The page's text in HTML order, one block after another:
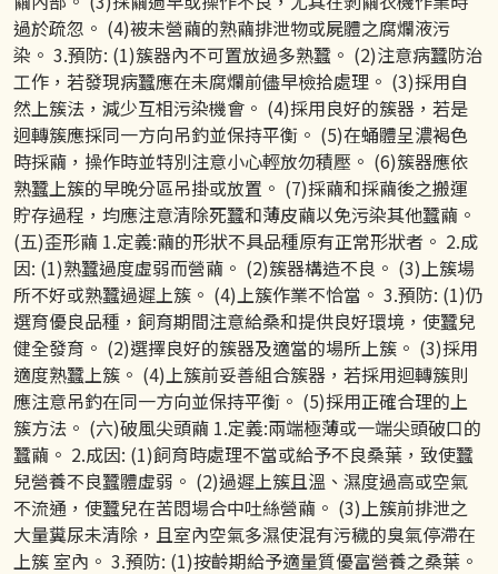
過於疏忽。 (4)被未營繭的熟繭排泄物或屍體之腐爛液污
染。 3.預防: (1)簇器內不可置放過多熟蠶。 (2)注意病蠶防治
工作，若發現病蠶應在未腐爛前儘早檢拾處理。 (3)採用自
然上簇法，減少互相污染機會。 (4)採用良好的簇器，若是
迥轉簇應採同一方向吊釣並保持平衡。 (5)在蛹體呈濃褐色
時採繭，操作時並特別注意小心輕放勿積壓。 (6)簇器應依
熟蠶上簇的早晚分區吊掛或放置。 (7)採繭和採繭後之搬運
貯存過程，均應注意清除死蠶和薄皮繭以免污染其他蠶繭。
(五)歪形繭 1.定義:繭的形狀不具品種原有正常形狀者。 2.成
因: (1)熟蠶過度虛弱而營繭。 (2)簇器構造不良。 (3)上簇場
所不好或熟蠶過遲上簇。 (4)上簇作業不恰當。 3.預防: (1)仍
選育優良品種，飼育期間注意給桑和提供良好環境，使蠶兒
健全發育。 (2)選擇良好的簇器及適當的場所上簇。 (3)採用
適度熟蠶上簇。 (4)上簇前妥善組合簇器，若採用迴轉簇則
應注意吊釣在同一方向並保持平衡。 (5)採用正確合理的上
簇方法。 (六)破風尖頭繭 1.定義:兩端極薄或一端尖頭破口的
蠶繭。 2.成因: (1)飼育時處理不當或給予不良桑葉，致使蠶
兒營養不良蠶體虛弱。 (2)過遲上簇且溫、濕度過高或空氣
不流通，使蠶兒在苦悶場合中吐絲營繭。 (3)上簇前排泄之
大量糞尿未清除，且室內空氣多濕使混有污穢的臭氣停滯在
上簇 室內。 3.預防: (1)按齡期給予適量質優富營養之桑葉。